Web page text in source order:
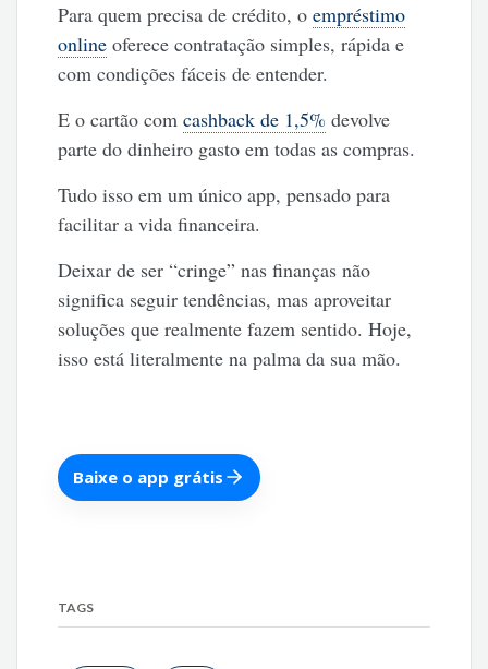
Para quem precisa de crédito, oempréstimo
online oferece contratação simples, rápida e
com condições fáceis de entender.
E o cartão comcashback de 1,5% devolve
parte do dinheiro gasto em todas as compras.
Tudo isso em um único app, pensado para
facilitar a vida financeira.
Deixar de ser “cringe” nas finanças não
significa seguir tendências, mas aproveitar
soluções que realmente fazem sentido. Hoje,
isso está literalmente na palma da sua mão.
Baixe o app grátis
TAGS